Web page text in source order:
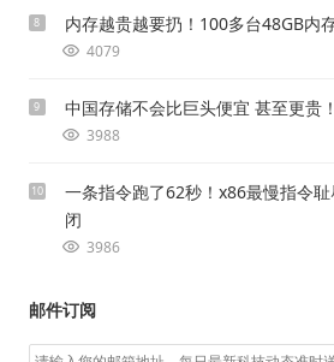
8 内存越贵越要扔！100多台48GB内
4079
9 中国存储不会比巨头便宜 甚至更贵
3988
10
一条指令跑了62秒！x86最慢指令
闭
3986
邮件订阅